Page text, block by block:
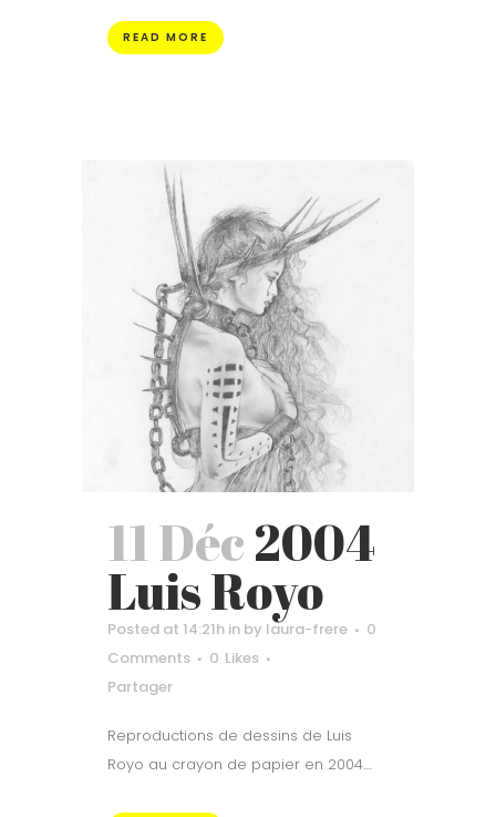
READ MORE
11 Déc2004
Luis Royo
Posted at 14:21h in by laura-frere
0
Comments
0 Likes
Partager
Reproductions de dessins de Luis
Royo au crayon de papier en 2004....